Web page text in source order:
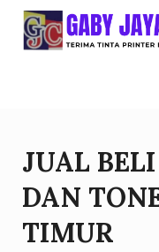
Skip
JUAL
DAN
TIMUR